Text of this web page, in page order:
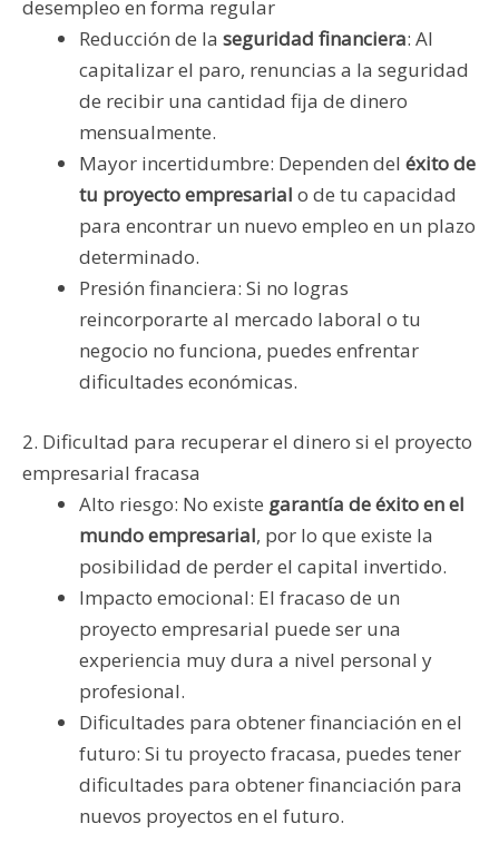
desempleo en forma regular
Reducción de la seguridad financiera: Al
capitalizar el paro, renuncias a la seguridad
de recibir una cantidad fija de dinero
mensualmente.
Mayor incertidumbre: Dependen del éxito de
tu proyecto empresarial o de tu capacidad
para encontrar un nuevo empleo en un plazo
determinado.
Presión financiera: Si no logras
reincorporarte al mercado laboral o tu
negocio no funciona, puedes enfrentar
dificultades económicas.
2. Dificultad para recuperar el dinero si el proyecto
empresarial fracasa
Alto riesgo: No existe garantía de éxito en el
mundo empresarial, por lo que existe la
posibilidad de perder el capital invertido.
Impacto emocional: El fracaso de un
proyecto empresarial puede ser una
experiencia muy dura a nivel personal y
profesional.
Dificultades para obtener financiación en el
futuro: Si tu proyecto fracasa, puedes tener
dificultades para obtener financiación para
nuevos proyectos en el futuro.